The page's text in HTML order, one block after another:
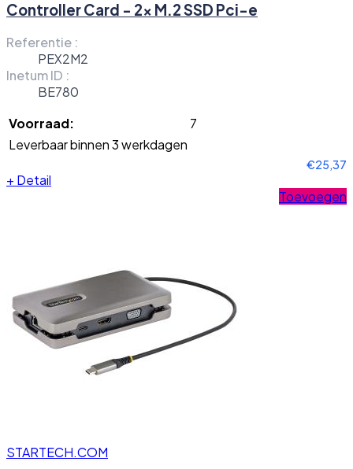
Controller Card - 2x M.2 SSD Pci-e
Referentie :
PEX2M2
Inetum ID :
BE780
Voorraad:
7
Leverbaar binnen 3 werkdagen
€25,37
+ Detail
Toevoegen
STARTECH.COM